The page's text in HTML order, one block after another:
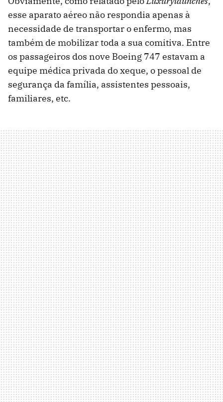
esse aparato aéreo não respondia apenas à
necessidade de transportar o enfermo, mas
também de mobilizar toda a sua comitiva. Entre
os passageiros dos nove Boeing 747 estavam a
equipe médica privada do xeque, o pessoal de
segurança da família, assistentes pessoais,
familiares, etc.